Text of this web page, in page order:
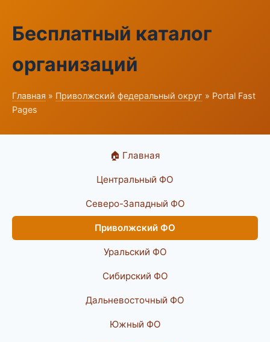
Бесплатный каталог
организаций
Главная » Приволжский федеральный округ » Portal Fast
Pages
🏠 Главная
Центральный ФО
Северо-Западный ФО
Приволжский ФО
Уральский ФО
Сибирский ФО
Дальневосточный ФО
Южный ФО